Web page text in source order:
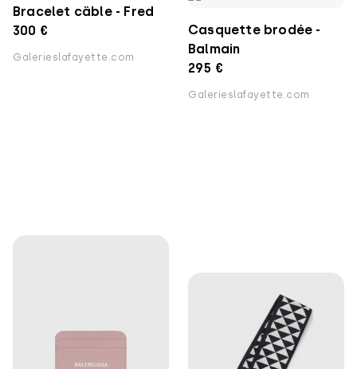
Bracelet cäble - Fred
300 €
Galerieslafayette.com
Casquette brodée -
Balmain
295 €
Galerieslafayette.com